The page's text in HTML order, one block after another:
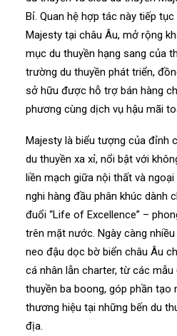
Bỉ. Quan hệ hợp tác này tiếp
Majesty tại châu Âu, mở rộng
mục du thuyền hạng sang của
trường du thuyền phát triển,
sở hữu được hỗ trợ bán hàng
phương cùng dịch vụ hậu mãi
Majesty là biểu tượng của đỉnh
du thuyền xa xỉ, nổi bật với
liền mạch giữa nội thất và
nghi hàng đầu phân khúc dành
đuổi “Life of Excellence” –
trên mặt nước. Ngày càng
neo đậu dọc bờ biển châu Âu
cá nhân lẫn charter, từ các
thuyền ba boong, góp phần tạo
thương hiệu tại những bến du
địa.